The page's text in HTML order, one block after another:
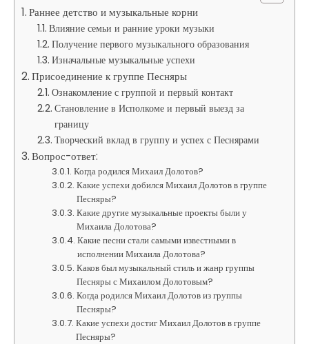
Раннее детство и музыкальные корни
Влияние семьи и ранние уроки музыки
Получение первого музыкального образования
Изначальные музыкальные успехи
Присоединение к группе Песняры
Ознакомление с группой и первый контакт
Становление в Исполкоме и первый выезд за
границу
Творческий вклад в группу и успех с Песнярами
Вопрос-ответ:
Когда родился Михаил Долотов?
Какие успехи добился Михаил Долотов в группе
Песняры?
Какие другие музыкальные проекты были у
Михаила Долотова?
Какие песни стали самыми известными в
исполнении Михаила Долотова?
Каков был музыкальный стиль и жанр группы
Песняры с Михаилом Долотовым?
Когда родился Михаил Долотов из группы
Песняры?
Какие успехи достиг Михаил Долотов в группе
Песняры?